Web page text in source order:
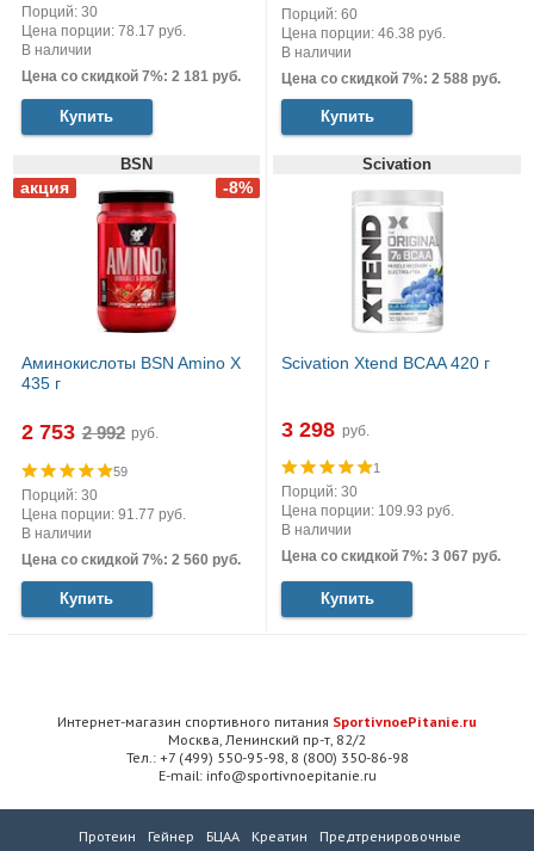
Порций: 30
Цена порции: 78.17 руб.
В наличии
Цена со скидкой 7%: 2 181 руб.
Купить
Порций: 60
Цена порции: 46.38 руб.
В наличии
Цена со скидкой 7%: 2 588 руб.
Купить
BSN
Аминокислоты BSN Amino X
435 г
2 753 руб.
59
Порций: 30
Цена порции: 91.77 руб.
В наличии
Цена со скидкой 7%: 2 560 руб.
Купить
Scivation
Scivation Xtend BCAA 420 г
3 298 руб.
1
Порций: 30
Цена порции: 109.93 руб.
В наличии
Цена со скидкой 7%: 3 067 руб.
Купить
Интернет-магазин спортивного питания SportivnoePitanie.ru
Москва, Ленинский пр-т, 82/2
Тел.: +7 (499) 550-95-98, 8 (800) 350-86-98
E-mail: info@sportivnoepitanie.ru
Протеин Гейнер БЦАА Креатин
Предтренировочные